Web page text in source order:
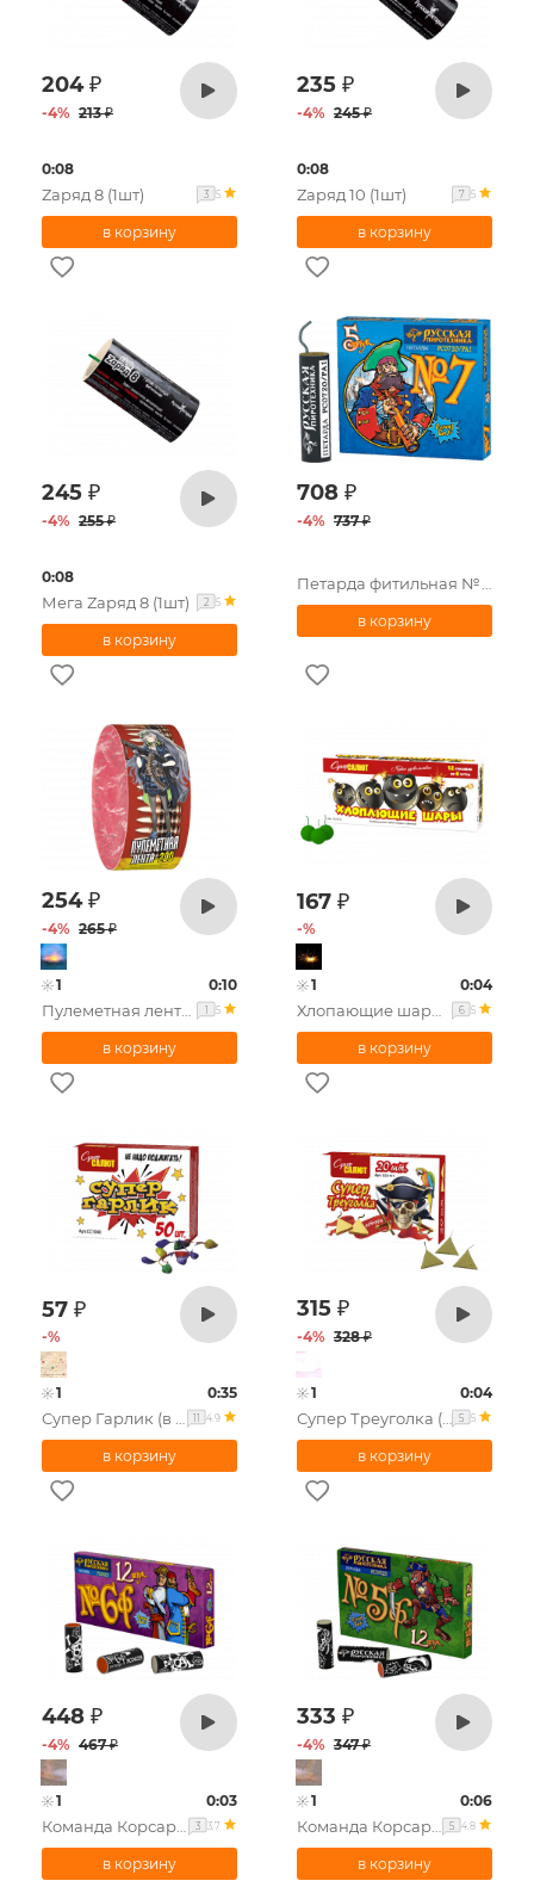
204₽
-4% 213₽
0:08
Zаряд 8 (1шт) 3 5
235 ₽
-4% 245₽
0:08
Zаряд 10 (1шт) 7 5
245 ₽
-4% 255₽
0:08
Мега Zаряд 8 (1шт) 2 5
708 ₽
-4% 737₽
254₽
-4% 265₽
1 0:10
1 5
167 ₽
-%
1 0:04
6 5
57 ₽
-%
1 0:35
11 4.9
315 ₽
-4% 328₽
1 0:04
5 5
448 ₽
-4% 467₽
1 0:03
3 3.7
333 ₽
-4% 347₽
1 0:06
5 4.8